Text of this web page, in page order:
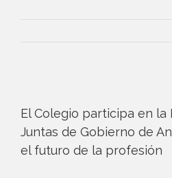
El Colegio participa en la
Juntas de Gobierno de
el futuro de la profesión